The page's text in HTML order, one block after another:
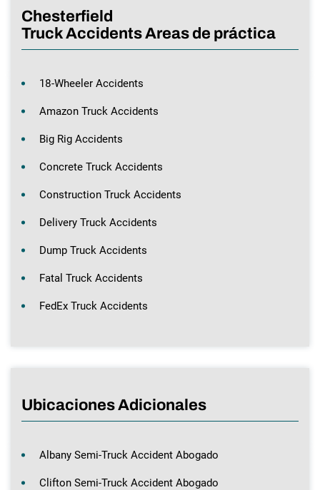
Chesterfield
Truck Accidents Areas de práctica
18-Wheeler Accidents
Amazon Truck Accidents
Big Rig Accidents
Concrete Truck Accidents
Construction Truck Accidents
Delivery Truck Accidents
Dump Truck Accidents
Fatal Truck Accidents
FedEx Truck Accidents
Ubicaciones Adicionales
Albany Semi-Truck Accident Abogado
Clifton Semi-Truck Accident Abogado